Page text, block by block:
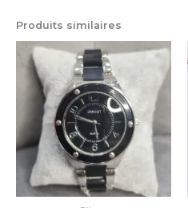
Produits similaires